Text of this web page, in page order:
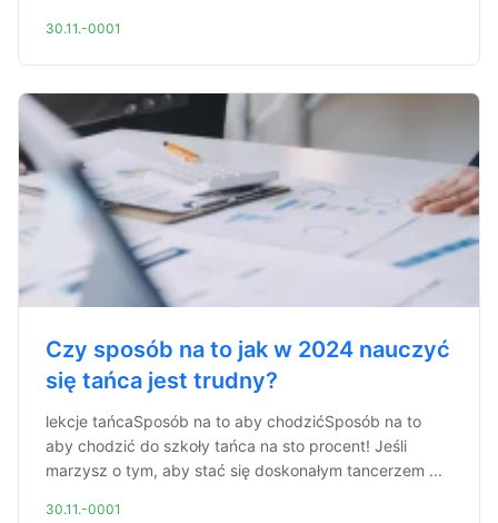
30.11.-0001
Czy sposób na to jak w 2024 nauczyć
się tańca jest trudny?
lekcje tańcaSposób na to aby chodzićSposób na to
aby chodzić do szkoły tańca na sto procent! Jeśli
marzysz o tym, aby stać się doskonałym tancerzem ...
30.11.-0001